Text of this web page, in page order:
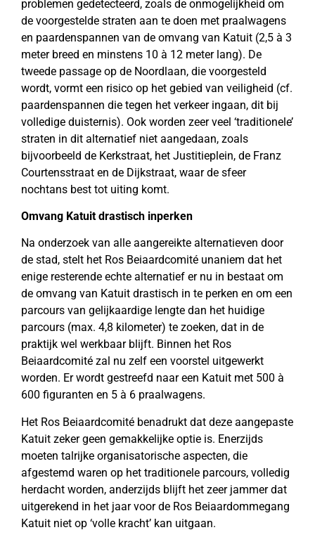
problemen gedetecteerd, zoals de onmogelijkheid om
de voorgestelde straten aan te doen met praalwagens
en paardenspannen van de omvang van Katuit (2,5 à 3
meter breed en minstens 10 à 12 meter lang). De
tweede passage op de Noordlaan, die voorgesteld
wordt, vormt een risico op het gebied van veiligheid (cf.
paardenspannen die tegen het verkeer ingaan, dit bij
volledige duisternis). Ook worden zeer veel ‘traditionele’
straten in dit alternatief niet aangedaan, zoals
bijvoorbeeld de Kerkstraat, het Justitieplein, de Franz
Courtensstraat en de Dijkstraat, waar de sfeer
nochtans best tot uiting komt.
Omvang Katuit drastisch inperken
Na onderzoek van alle aangereikte alternatieven door
de stad, stelt het Ros Beiaardcomité unaniem dat het
enige resterende echte alternatief er nu in bestaat om
de omvang van Katuit drastisch in te perken en om een
parcours van gelijkaardige lengte dan het huidige
parcours (max. 4,8 kilometer) te zoeken, dat in de
praktijk wel werkbaar blijft. Binnen het Ros
Beiaardcomité zal nu zelf een voorstel uitgewerkt
worden. Er wordt gestreefd naar een Katuit met 500 à
600 figuranten en 5 à 6 praalwagens.
Het Ros Beiaardcomité benadrukt dat deze aangepaste
Katuit zeker geen gemakkelijke optie is. Enerzijds
moeten talrijke organisatorische aspecten, die
afgestemd waren op het traditionele parcours, volledig
herdacht worden, anderzijds blijft het zeer jammer dat
uitgerekend in het jaar voor de Ros Beiaardommegang
Katuit niet op ‘volle kracht’ kan uitgaan.